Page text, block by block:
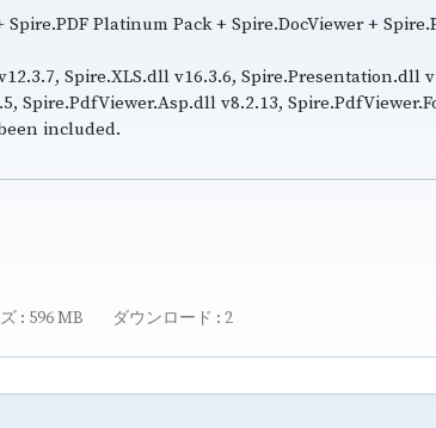
Platinum Pack + Spire.DocViewer +
Spire.XLS.dll v16.3.6, Spire.Presentation.dll
Spire.PdfViewer.Asp.dll v8.2.13,
included.
596 MB ダウンロード 2